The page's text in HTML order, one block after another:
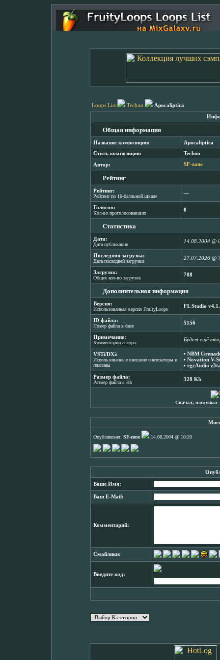
Loops List Techno Apocaliptica
Общая информация
Название композиции: Apocaliptica
Стиль композиции: Techno
Автор: SF-zone
Рейтинг
Рейтинг:
Рейтинг по 10-балльной шкале
―
Голосов:
Кол-во проголосовавших
0
Статистика
Дата:
Дата публикации
14.08.2004 @
Последняя загрузка:
Дата последней загрузки
27.07.2026 @
Загрузок:
Общее кол-во загрузок
788
Дополнительная информация
Версия:
Использованная версия FruityLoops
FL Studio
ID файла:
Номер файла в базе
5156
Примечание:
Комментарии автора
Будет ещё
VSTi/DXi:
Использованные внешние синтезаторы и
плагины
▪ NBM
▪ Novation V-
▪ rgcAudio
Размер файла:
Размер файла в Kb
328 Kb
Скачал, послушал
Опубликовал: SF-zone 14.08.2004 @ 10:20
Ваше Имя:
Ваш E-Mail:
Комментарий:
Смайлики:
Введите код: